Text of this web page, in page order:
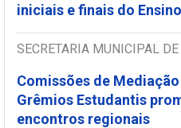
iniciais e finais do
SECRETARIA MUNICIPAL DE
Comissões de
Grêmios Estudantis
encontros regionais